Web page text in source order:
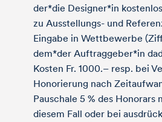
der*die Designer*in
zu Ausstellungs- und
Eingabe in Wettbewerbe
dem*der Auftraggeber*in
Kosten Fr. 1000.– resp. bei
Honorierung nach
Pauschale 5 % des
diesem Fall oder bei